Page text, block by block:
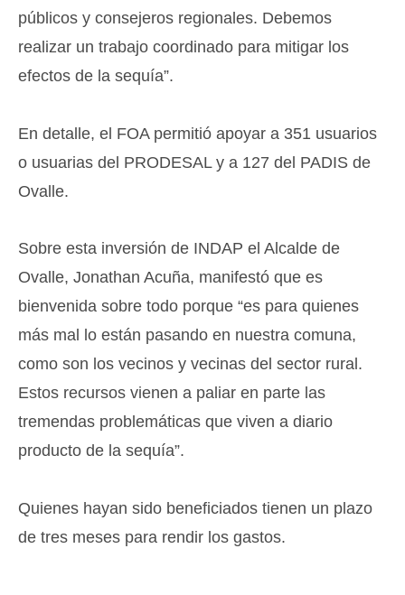
públicos y consejeros regionales. Debemos
realizar un trabajo coordinado para mitigar los
efectos de la sequía”.
En detalle, el FOA permitió apoyar a 351 usuarios
o usuarias del PRODESAL y a 127 del PADIS de
Ovalle.
Sobre esta inversión de INDAP el Alcalde de
Ovalle, Jonathan Acuña, manifestó que es
bienvenida sobre todo porque “es para quienes
más mal lo están pasando en nuestra comuna,
como son los vecinos y vecinas del sector rural.
Estos recursos vienen a paliar en parte las
tremendas problemáticas que viven a diario
producto de la sequía”.
Quienes hayan sido beneficiados tienen un plazo
de tres meses para rendir los gastos.